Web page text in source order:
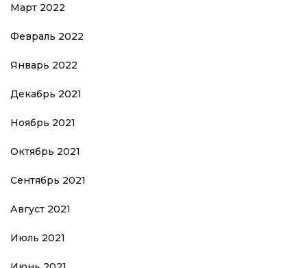
Март 2022
Февраль 2022
Январь 2022
Декабрь 2021
Ноябрь 2021
Октябрь 2021
Сентябрь 2021
Август 2021
Июль 2021